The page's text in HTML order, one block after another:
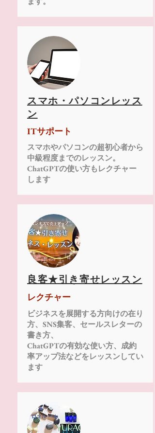
スマホ・パソコンレッス
ン
ITサポート
スマホやパソコンの超初心者から
中級程度までのレッスン。
​ChatGPTの使い方もレクチャー
します
良客★引き寄せレッスン
レクチャー
ビジネスを展開する方向けの在り
方、SNS集客、セールスレターの
書き方、
​ChatGPTの有効な使い方、成約
率アップ法などをレッスンしてい
ます